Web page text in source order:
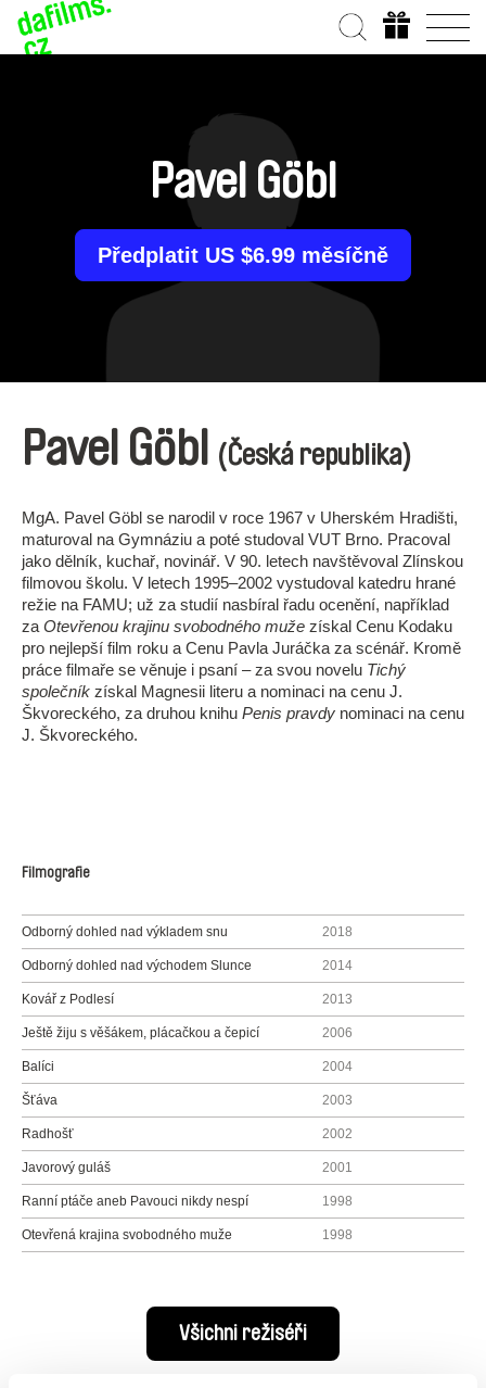
Pavel Göbl
Předplatit US $6.99 měsíčně
Pavel Göbl (Česká republika)
MgA. Pavel Göbl se narodil v roce 1967 v Uherském Hradišti,
maturoval na Gymnáziu a poté studoval VUT Brno. Pracoval
jako dělník, kuchař, novinář. V 90. letech navštěvoval Zlínskou
filmovou školu. V letech 1995–2002 vystudoval katedru hrané
režie na FAMU; už za studií nasbíral řadu ocenění, například
za Otevřenou krajinu svobodného muže získal Cenu Kodaku
pro nejlepší film roku a Cenu Pavla Juráčka za scénář. Kromě
práce filmaře se věnuje i psaní – za svou novelu Tichý
společník získal Magnesii literu a nominaci na cenu J.
Škvoreckého, za druhou knihu Penis pravdy nominaci na cenu
J. Škvoreckého.
Filmografie
Odborný dohled nad výkladem snu 2018
Odborný dohled nad východem Slunce 2014
Kovář z Podlesí 2013
Ještě žiju s věšákem, plácačkou a čepicí 2006
Balíci 2004
Šťáva 2003
Radhošť 2002
Javorový guláš 2001
Ranní ptáče aneb Pavouci nikdy nespí 1998
Otevřená krajina svobodného muže 1998
Všichni režiséři